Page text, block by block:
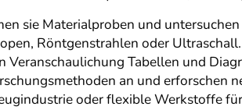
sie Materialproben und
Röntgenstrahlen oder
Veranschaulichung Tabellen und
an und erforschen
oder flexible Werkstoffe